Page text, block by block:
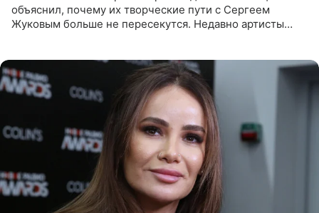
объяснил, почему их творческие пути с Сергеем
Жуковым больше не пересекутся. Недавно артисты